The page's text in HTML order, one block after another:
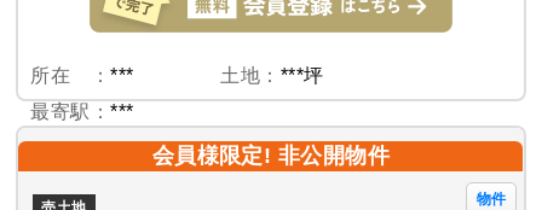
所在 ：***
最寄駅：***
土地： ***坪
会員様限定! 非公開物件
物件